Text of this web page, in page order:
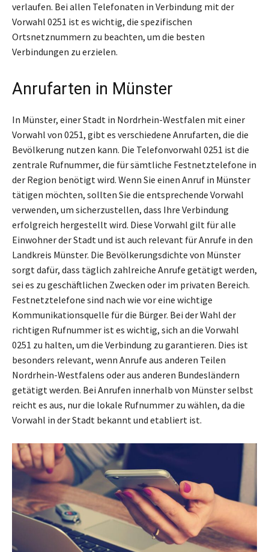
verlaufen. Bei allen Telefonaten in Verbindung mit der
Vorwahl 0251 ist es wichtig, die spezifischen
Ortsnetznummern zu beachten, um die besten
Verbindungen zu erzielen.
Anrufarten in Münster
In Münster, einer Stadt in Nordrhein-Westfalen mit einer
Vorwahl von 0251, gibt es verschiedene Anrufarten, die die
Bevölkerung nutzen kann. Die Telefonvorwahl 0251 ist die
zentrale Rufnummer, die für sämtliche Festnetztelefone in
der Region benötigt wird. Wenn Sie einen Anruf in Münster
tätigen möchten, sollten Sie die entsprechende Vorwahl
verwenden, um sicherzustellen, dass Ihre Verbindung
erfolgreich hergestellt wird. Diese Vorwahl gilt für alle
Einwohner der Stadt und ist auch relevant für Anrufe in den
Landkreis Münster. Die Bevölkerungsdichte von Münster
sorgt dafür, dass täglich zahlreiche Anrufe getätigt werden,
sei es zu geschäftlichen Zwecken oder im privaten Bereich.
Festnetztelefone sind nach wie vor eine wichtige
Kommunikationsquelle für die Bürger. Bei der Wahl der
richtigen Rufnummer ist es wichtig, sich an die Vorwahl
0251 zu halten, um die Verbindung zu garantieren. Dies ist
besonders relevant, wenn Anrufe aus anderen Teilen
Nordrhein-Westfalens oder aus anderen Bundesländern
getätigt werden. Bei Anrufen innerhalb von Münster selbst
reicht es aus, nur die lokale Rufnummer zu wählen, da die
Vorwahl in der Stadt bekannt und etabliert ist.